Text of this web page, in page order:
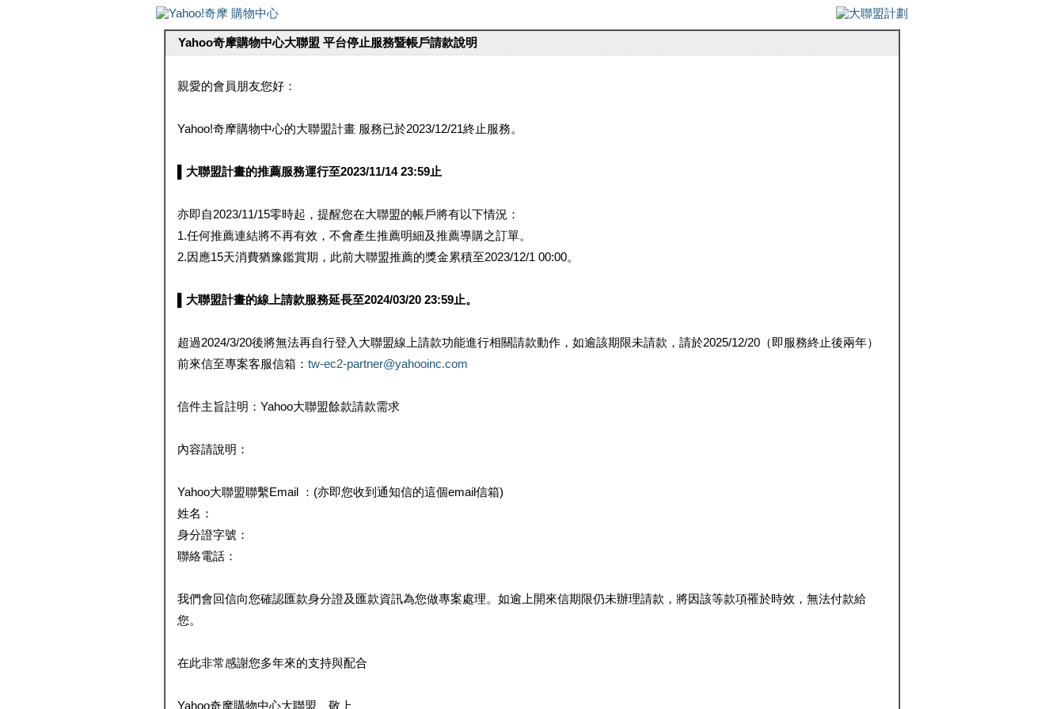
Yahoo奇摩購物中心大聯盟 平台停止服務暨帳戶請款說明
親愛的會員朋友您好：
Yahoo!奇摩購物中心的大聯盟計畫 服務已於2023/12/21終止服務。
▌大聯盟計畫的推薦服務運行至2023/11/14 23:59止
亦即自2023/11/15零時起，提醒您在大聯盟的帳戶將有以下情況：
1.任何推薦連結將不再有效，不會產生推薦明細及推薦導購之訂單。
2.因應15天消費猶豫鑑賞期，此前大聯盟推薦的獎金累積至2023/12/1 00:00。
▌大聯盟計畫的線上請款服務延長至2024/03/20 23:59止。
超過2024/3/20後將無法再自行登入大聯盟線上請款功能進行相關請款動作，如逾該期限未請款，請於2025/12/20（即服務終止後兩年）
前來信至專案客服信箱： tw-ec2-partner@yahooinc.com
信件主旨註明：Yahoo大聯盟餘款請款需求
內容請說明：
Yahoo大聯盟聯繫Email ：(亦即您收到通知信的這個email信箱)
姓名：
身分證字號：
聯絡電話：
我們會回信向您確認匯款身分證及匯款資訊為您做專案處理。如逾上開來信期限仍未辦理請款，將因該等款項罹於時效，無法付款給
您。
在此非常感謝您多年來的支持與配合
Yahoo奇摩購物中心大聯盟 敬上